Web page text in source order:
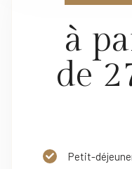
à
de
Petit-